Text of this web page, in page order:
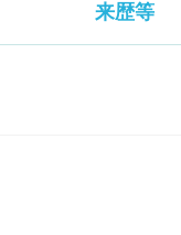
来歴等